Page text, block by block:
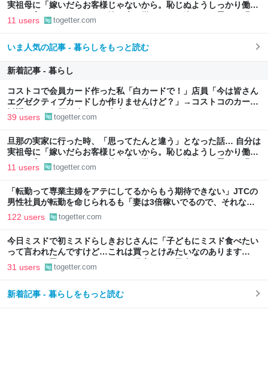
実祖母に「嫁いだらお客様じゃないから。恥じぬようしっかり働
け」と言われていたので、嫁ぎ先で嫌われたら終わりと思い、張り
切っていた
11 users togetter.com
いま人気の記事 - 暮らしをもっと読む
新着記事 - 暮らし
コストコで会員カード作った私「白カードで！」店員「今は皆さん
エグゼクティブカードしか作りませんけど？」→コストコのカード
勧誘はやたら圧が強いが、本当にお得なの？
39 users togetter.com
旦那の実家に行った時、「思ってたんと違う」となった話… 自分は
実祖母に「嫁いだらお客様じゃないから。恥じぬようしっかり働
け」と言われていたので、嫁ぎ先で嫌われたら終わりと思い、張り
11 users togetter.com
「転勤って専業主婦をアテにしてるからもう期待できない」JTCの
男性社員が転勤を命じられるも「妻は3倍稼いでるので、それなら
辞める」と言ったら、転勤がなくなった
122 users togetter.com
今日ミスドで初ミスドらしきおじさんに「子どもにミスド食べたい
って言われたんですけど…これは買っとけみたいなのあります
か…？」と尋ねられるイベントが発生して、興奮した
31 users togetter.com
新着記事 - 暮らしをもっと読む